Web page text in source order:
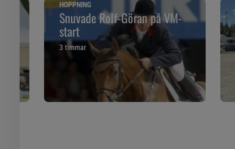
HOPPNING
Snuvade Rolf-Göran på VM-
start
3 timmar